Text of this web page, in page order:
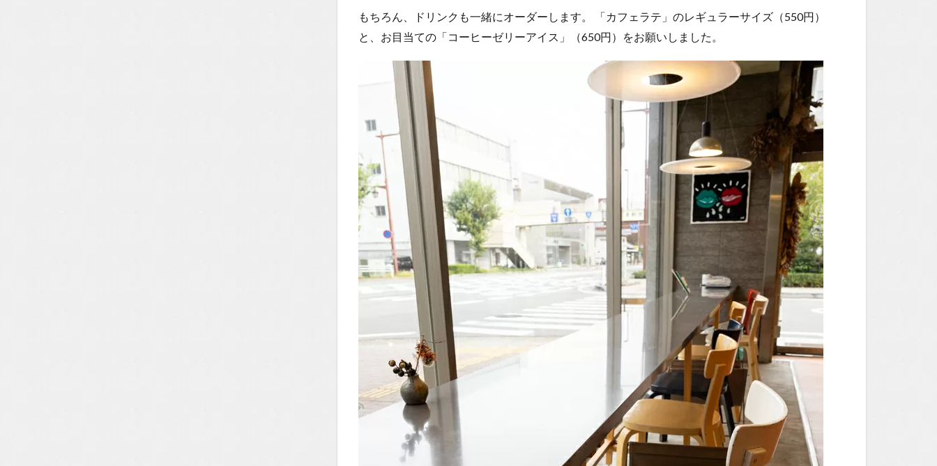
もちろん、ドリンクも一緒にオーダーします。 「カフェラテ」のレギュラーサイズ（550円）
と、お目当ての「コーヒーゼリーアイス」（650円）をお願いしました。